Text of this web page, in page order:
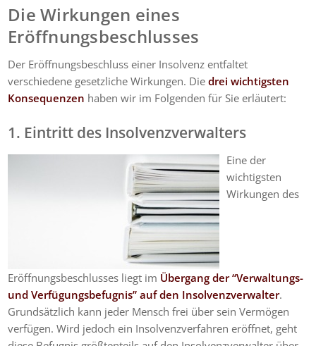
Die Wirkungen eines
Eröffnungsbeschlusses
Der Eröffnungsbeschluss einer Insolvenz entfaltet
verschiedene gesetzliche Wirkungen. Diedrei wichtigsten
Konsequenzen haben wir im Folgenden für Sie erläutert:
1. Eintritt des Insolvenzverwalters
Eine der
wichtigsten
Wirkungen des
Eröffnungsbeschlusses liegt im Übergang der “Verwaltungs-
und Verfügungsbefugnis” auf den Insolvenzverwalter.
Grundsätzlich kann jeder Mensch frei über sein Vermögen
verfügen. Wird jedoch ein Insolvenzverfahren eröffnet, geht